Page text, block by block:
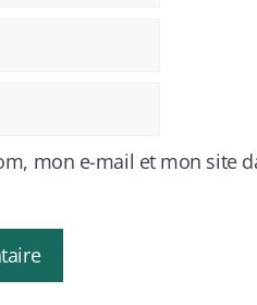
mon e-mail et mon site